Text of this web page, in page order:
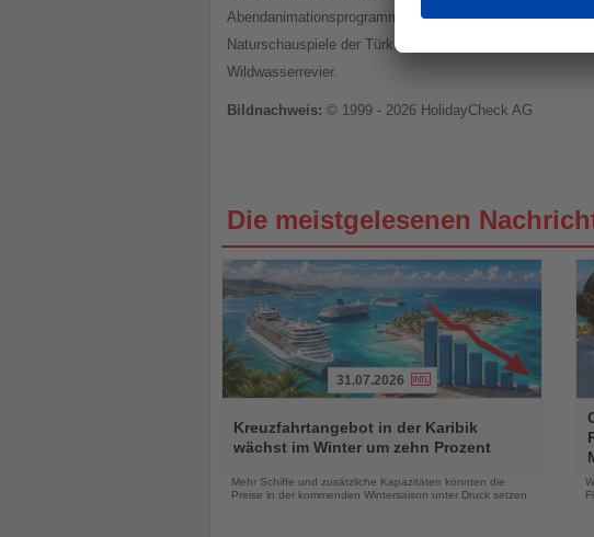
Abendanimationsprogramm ist. Auch das Umland ist
Naturschauspiele der Türkei – die Ruinen von Side, das
Wildwasserrevier.
Bildnachweis: © 1999 - 2026 HolidayCheck AG
Die meistgelesenen
Sie
die
31.07.2026
Kreuzfahrtangebot in der Karibik
wächst im Winter um zehn Prozent
Mehr Schiffe und zusätzliche Kapazitäten könnten die
Preise in der kommenden Wintersaison unter Druck setzen